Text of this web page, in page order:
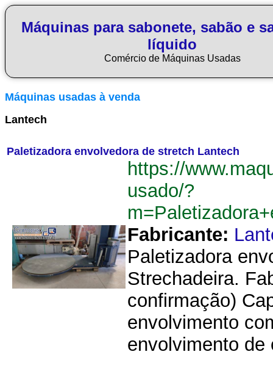
Máquinas para sabonete, sabão e
líquido
Comércio de Máquinas Usadas
Máquinas usadas à venda
Lantech
Paletizadora envolvedora de stretch Lantech
https://
usado/?
Fabricante:
Paletizadora
Strechadeira.
confirmação)
envolvimento
envolvimento de